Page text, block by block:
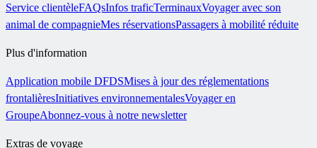
Service clientèleFAQsInfos traficTerminauxVoyager avec son
animal de compagnieMes réservationsPassagers à mobilité réduite
Plus d'information
Application mobile DFDSMises à jour des réglementations
frontalièresInitiatives environnementalesVoyager en
GroupeAbonnez-vous à notre newsletter
Extras de voyage